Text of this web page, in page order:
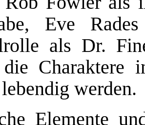
Eve
als Dr.
Charaktere
werden.
Elemente